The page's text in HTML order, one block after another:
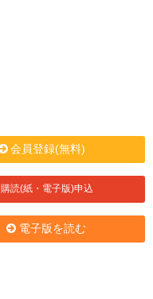
会員登録(無料)
購読(紙・電子版)申込
電子版を読む